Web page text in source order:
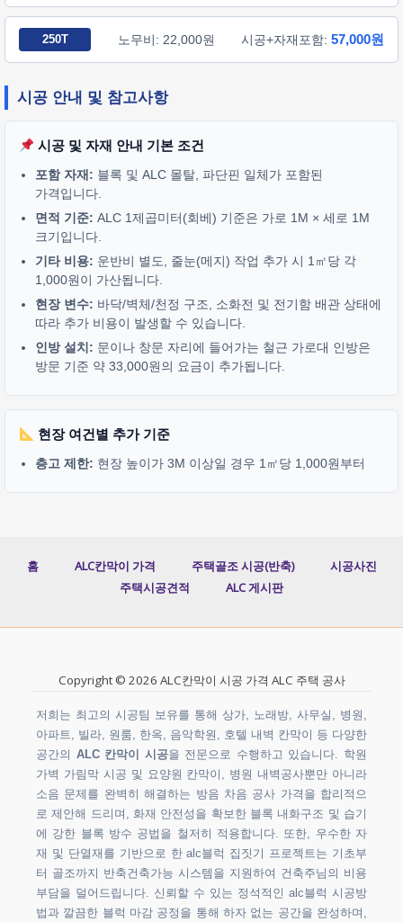
250T 노무비: 22,000원 시공+자재포함: 57,000원
시공 안내 및 참고사항
시공 및 자재 안내 기본 조건
포함 자재: 블록 및 ALC 몰탈, 파단핀 일체가 포함된
가격입니다.
면적 기준: ALC 1제곱미터(회베) 기준은 가로 1M × 세로 1M
크기입니다.
기타 비용: 운반비 별도, 줄눈(메지) 작업 추가 시 1㎡당 각
1,000원이 가산됩니다.
현장 변수: 바닥/벽체/천정 구조, 소화전 및 전기함 배관 상태에
따라 추가 비용이 발생할 수 있습니다.
인방 설치: 문이나 창문 자리에 들어가는 철근 가로대 인방은
방문 기준 약 33,000원의 요금이 추가됩니다.
현장 여건별 추가 기준
층고 제한: 현장 높이가 3M 이상일 경우 1㎡당 1,000원부터
홈 ALC칸막이 가격 주택골조 시공(반축)
시공사진
주택시공견적
ALC 게시판
Copyright © 2026 ALC칸막이 시공 가격 ALC 주택 공사
저희는 최고의 시공팀 보유를 통해 상가, 노래방, 사무실, 병원,
아파트, 빌라, 원룸, 한옥, 음악학원, 호텔 내벽 칸막이 등 다양한
공간의 ALC 칸막이 시공을 전문으로 수행하고 있습니다. 학원
가벽 가림막 시공 및 요양원 칸막이, 병원 내벽공사뿐만 아니라
소음 문제를 완벽히 해결하는 방음 차음 공사 가격을 합리적으
로 제안해 드리며, 화재 안전성을 확보한 블록 내화구조 및 습기
에 강한 블록 방수 공법을 철저히 적용합니다. 또한, 우수한 자
재 및 단열재를 기반으로 한 alc블럭 집짓기 프로젝트는 기초부
터 골조까지 반축건축가능 시스템을 지원하여 건축주님의 비용
부담을 덜어드립니다. 신뢰할 수 있는 정석적인 alc블럭 시공방
법과 깔끔한 블럭 마감 공정을 통해 하자 없는 공간을 완성하며,